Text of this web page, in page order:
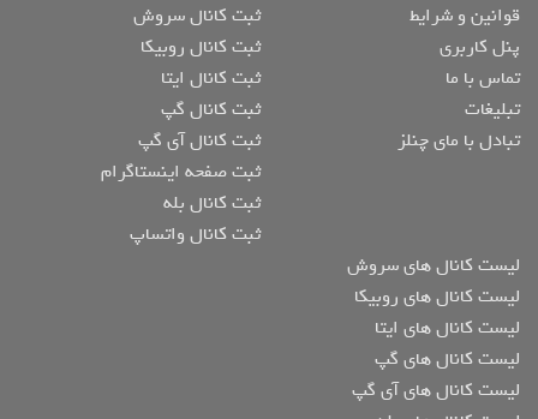
قوانین و شرایط
پنل کاربری
تماس با ما
تبلیغات
تبادل با مای چنلز
ثبت کانال سروش
ثبت کانال روبیکا
ثبت کانال ایتا
ثبت کانال گپ
ثبت کانال آی گپ
ثبت صفحه اینستاگرام
ثبت کانال بله
ثبت کانال واتساپ
لیست کانال های سروش
لیست کانال های روبیکا
لیست کانال های ایتا
لیست کانال های گپ
لیست کانال های آی گپ